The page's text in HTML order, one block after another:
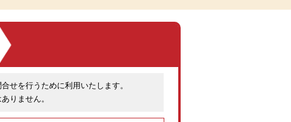
せを行うために利用いたします。
りません。